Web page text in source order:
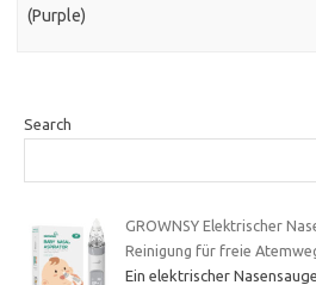
(Purple)
Search
GROWNSY Elektrischer
Reinigung für freie
Ein elektrischer